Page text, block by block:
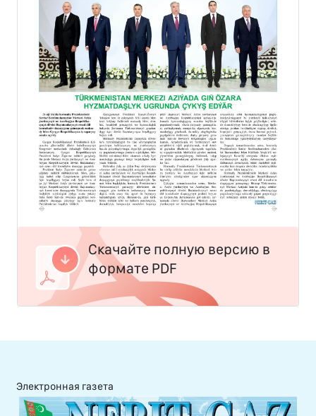
Скачайте полную версию в
формате PDF
Электронная газета